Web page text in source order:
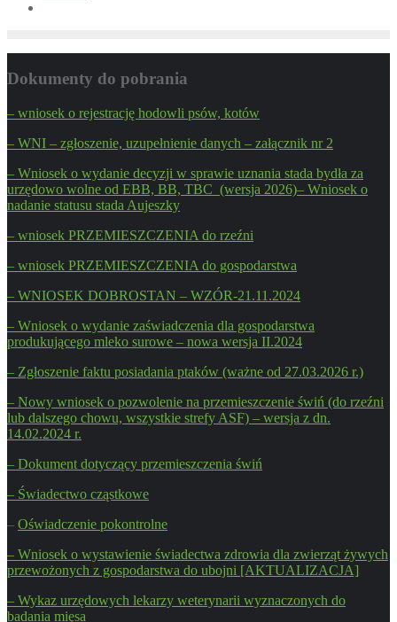
Dokumenty do pobrania
– wniosek o rejestrację hodowli psów, kotów
– WNI – zgłoszenie, uzupełnienie danych – załącznik nr 2
– Wniosek o wydanie decyzji w sprawie uznania stada bydła za
urzędowo wolne od EBB, BB, TBC (wersja 2026)– Wniosek o
nadanie statusu stada Aujeszky
– wniosek PRZEMIESZCZENIA do rzeźni
– wniosek PRZEMIESZCZENIA do gospodarstwa
– WNIOSEK DOBROSTAN – WZÓR-21.11.2024
– Wniosek o wydanie zaświadczenia dla gospodarstwa
produkującego mleko surowe – nowa wersja II.2024
– Zgłoszenie faktu posiadania ptaków (ważne od 27.03.2026 r.)
– Nowy wniosek o pozwolenie na przemieszczenie świń (do rzeźni
lub dalszego chowu, wszystkie strefy ASF) – wersja z dn.
14.02.2024 r.
– Dokument dotyczący przemieszczenia świń
– Świadectwo cząstkowe
– Oświadczenie pokontrolne
– Wniosek o wystawienie świadectwa zdrowia dla zwierząt żywych
przewożonych z gospodarstwa do ubojni [AKTUALIZACJA]
– Wykaz urzędowych lekarzy weterynarii wyznaczonych do
badania mięsa